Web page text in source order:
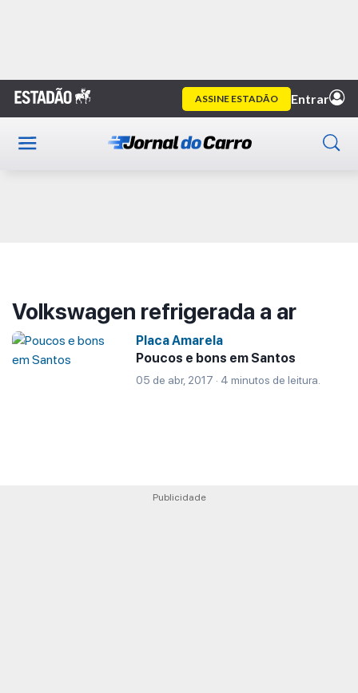
Home Volkswagen refrigerada a ar
Publicidade
Volkswagen refrigerada a ar
Placa Amarela
Poucos e bons em Santos
05 de abr, 2017 · 4 minutos de leitura.
Publicidade